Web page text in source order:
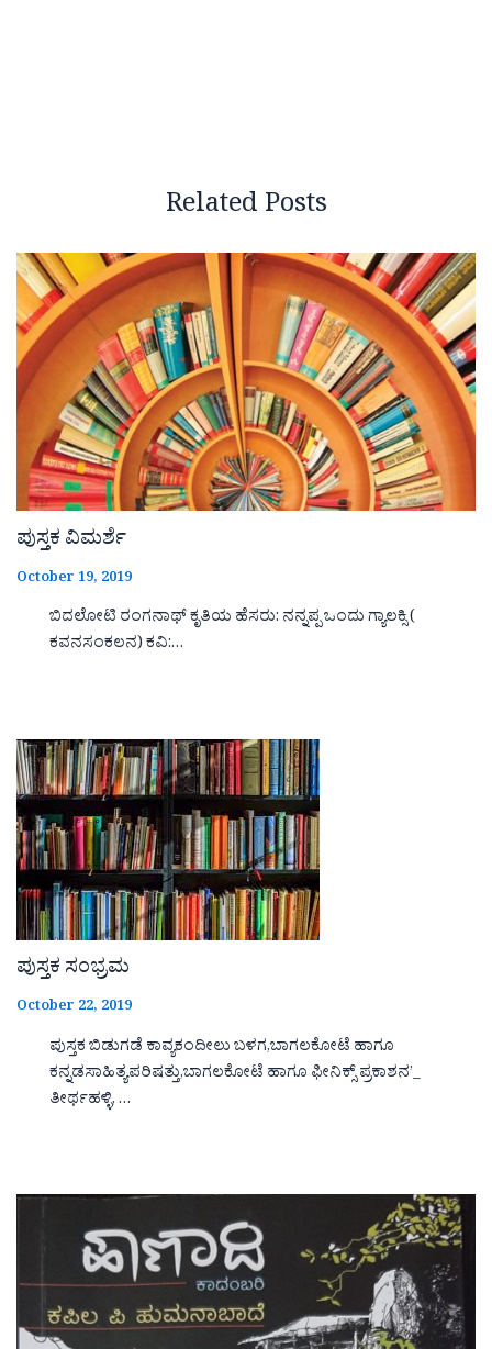
Related Posts
ಪುಸ್ತಕ ವಿಮರ್ಶೆ
October 19, 2019
ಬಿದಲೋಟಿ ರಂಗನಾಥ್ ಕೃತಿಯ ಹೆಸರು: ನನ್ನಪ್ಪ ಒಂದು ಗ್ಯಾಲಕ್ಸಿ (
ಕವನಸಂಕಲನ) ಕವಿ:…
ಪುಸ್ತಕ ಸಂಭ್ರಮ
October 22, 2019
ಪುಸ್ತಕ ಬಿಡುಗಡೆ ಕಾವ್ಯಕಂದೀಲು ಬಳಗ,ಬಾಗಲಕೋಟೆ ಹಾಗೂ
ಕನ್ನಡಸಾಹಿತ್ಯಪರಿಷತ್ತು,ಬಾಗಲಕೋಟೆ ಹಾಗೂ ಫೀನಿಕ್ಸ್ ಪ್ರಕಾಶನ’_
ತೀರ್ಥಹಳ್ಳಿ, …